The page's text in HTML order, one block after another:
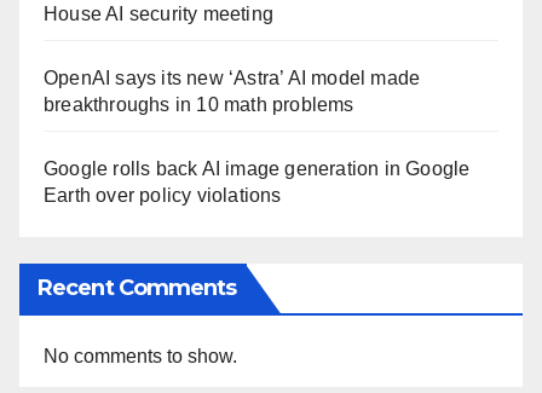
House AI security meeting
OpenAI says its new ‘Astra’ AI model made
breakthroughs in 10 math problems
Google rolls back AI image generation in Google
Earth over policy violations
Recent Comments
No comments to show.